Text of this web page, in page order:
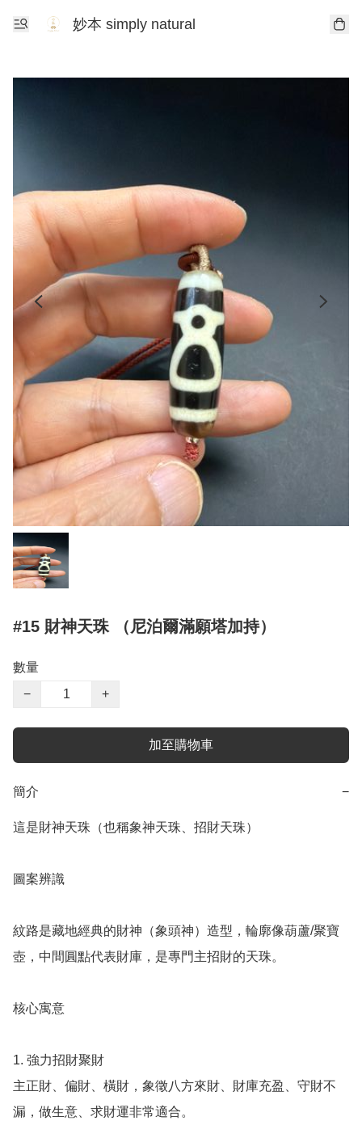
妙本 simply natural
#15 財神天珠 （尼泊爾滿願塔加持）
數量
−
+
加至購物車
簡介 −
這是財神天珠（也稱象神天珠、招財天珠）
圖案辨識
紋路是藏地經典的財神（象頭神）造型，輪廓像葫蘆/聚寶
壺，中間圓點代表財庫，是專門主招財的天珠。
核心寓意
1. 強力招財聚財
主正財、偏財、橫財，象徵八方來財、財庫充盈、守財不
漏，做生意、求財運非常適合。